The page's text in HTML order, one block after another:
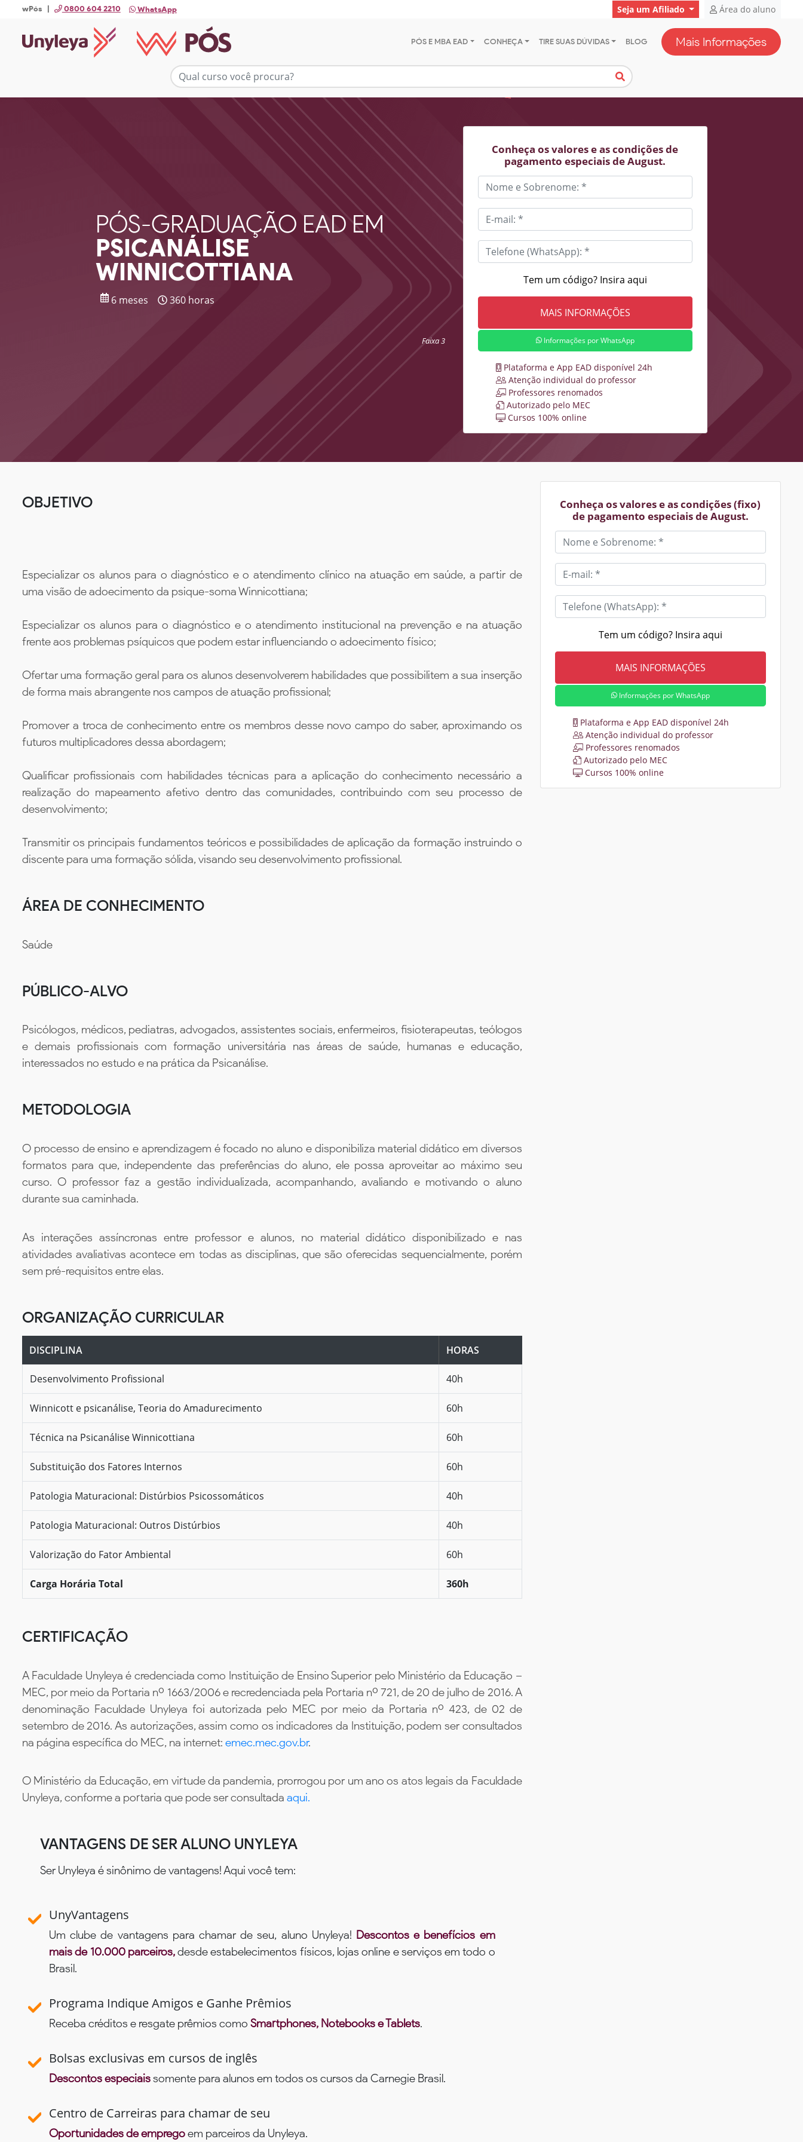
wPós | 0800 604 2210 WhatsApp Seja um Afiliado Área do aluno
PÓS E MBA EAD CONHEÇA TIRE SUAS DÚVIDAS BLOG Mais Informações
PÓS-GRADUAÇÃO EAD EM
PSICANÁLISE
WINNICOTTIANA
6 meses 360 horas
Faixa 3
Conheça os valores e as condições de
pagamento especiais de August.
Tem um código? Insira aqui
Informações por WhatsApp
Plataforma e App EAD disponível 24h
Atenção individual do professor
Professores renomados
Autorizado pelo MEC
Cursos 100% online
OBJETIVO
Especializar os alunos para o diagnóstico e o atendimento clínico na atuação em saúde, a partir de
uma visão de adoecimento da psique-soma Winnicottiana;
Especializar os alunos para o diagnóstico e o atendimento institucional na prevenção e na atuação
frente aos problemas psíquicos que podem estar influenciando o adoecimento físico;
Ofertar uma formação geral para os alunos desenvolverem habilidades que possibilitem a sua inserção
de forma mais abrangente nos campos de atuação profissional;
Promover a troca de conhecimento entre os membros desse novo campo do saber, aproximando os
futuros multiplicadores dessa abordagem;
Qualificar profissionais com habilidades técnicas para a aplicação do conhecimento necessário a
realização do mapeamento afetivo dentro das comunidades, contribuindo com seu processo de
desenvolvimento;
Transmitir os principais fundamentos teóricos e possibilidades de aplicação da formação instruindo o
discente para uma formação sólida, visando seu desenvolvimento profissional.
ÁREA DE CONHECIMENTO
Saúde
PÚBLICO-ALVO
Psicólogos, médicos, pediatras, advogados, assistentes sociais, enfermeiros, fisioterapeutas, teólogos
e demais profissionais com formação universitária nas áreas de saúde, humanas e educação,
interessados no estudo e na prática da Psicanálise.
METODOLOGIA
O processo de ensino e aprendizagem é focado no aluno e disponibiliza material didático em diversos
formatos para que, independente das preferências do aluno, ele possa aproveitar ao máximo seu
curso. O professor faz a gestão individualizada, acompanhando, avaliando e motivando o aluno
durante sua caminhada.
As interações assíncronas entre professor e alunos, no material didático disponibilizado e nas
atividades avaliativas acontece em todas as disciplinas, que são oferecidas sequencialmente, porém
sem pré-requisitos entre elas.
ORGANIZAÇÃO CURRICULAR
DISCIPLINA HORAS
Desenvolvimento Profissional 40h
Winnicott e psicanálise, Teoria do Amadurecimento 60h
Técnica na Psicanálise Winnicottiana 60h
Substituição dos Fatores Internos 60h
Patologia Maturacional: Distúrbios Psicossomáticos 40h
Patologia Maturacional: Outros Distúrbios 40h
Valorização do Fator Ambiental 60h
Carga Horária Total 360h
CERTIFICAÇÃO
A Faculdade Unyleya é credenciada como Instituição de Ensino Superior pelo Ministério da Educação –
MEC, por meio da Portaria nº 1663/2006 e recredenciada pela Portaria nº 721, de 20 de julho de 2016. A
denominação Faculdade Unyleya foi autorizada pelo MEC por meio da Portaria nº 423, de 02 de
setembro de 2016. As autorizações, assim como os indicadores da Instituição, podem ser consultados
na página específica do MEC, na internet: emec.mec.gov.br.
O Ministério da Educação, em virtude da pandemia, prorrogou por um ano os atos legais da Faculdade
Unyleya, conforme a portaria que pode ser consultada aqui.
VANTAGENS DE SER ALUNO UNYLEYA
Ser Unyleya é sinônimo de vantagens! Aqui você tem:
UnyVantagens
Um clube de vantagens para chamar de seu, aluno Unyleya! Descontos e benefícios em
mais de 10.000 parceiros,desde estabelecimentos físicos, lojas online e serviços em todo o
Brasil.
Programa Indique Amigos e Ganhe Prêmios
Receba créditos e resgate prêmios como Smartphones, Notebooks e Tablets.
Bolsas exclusivas em cursos de inglês
Descontos especiaissomente para alunos em todos os cursos da Carnegie Brasil.
Centro de Carreiras para chamar de seu
Oportunidades de empregoem parceiros da Unyleya.
Conheça os valores e as condições (fixo)
de pagamento especiais de August.
Tem um código? Insira aqui
Informações por WhatsApp
Plataforma e App EAD disponível 24h
Atenção individual do professor
Professores renomados
Autorizado pelo MEC
Cursos 100% online